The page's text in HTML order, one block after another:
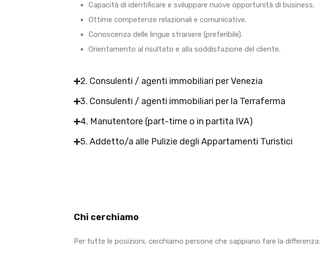
Capacità di identificare e sviluppare nuove opportunità di business.
Ottime competenze relazionali e comunicative.
Conoscenza delle lingue straniere (preferibile).
Orientamento al risultato e alla soddisfazione del cliente.
2. Consulenti / agenti immobiliari per Venezia
3. Consulenti / agenti immobiliari per la Terraferma
4. Manutentore (part-time o in partita IVA)
5. Addetto/a alle Pulizie degli Appartamenti Turistici
Chi cerchiamo
Per tutte le posizioni, cerchiamo persone che sappiano fare la differenza: